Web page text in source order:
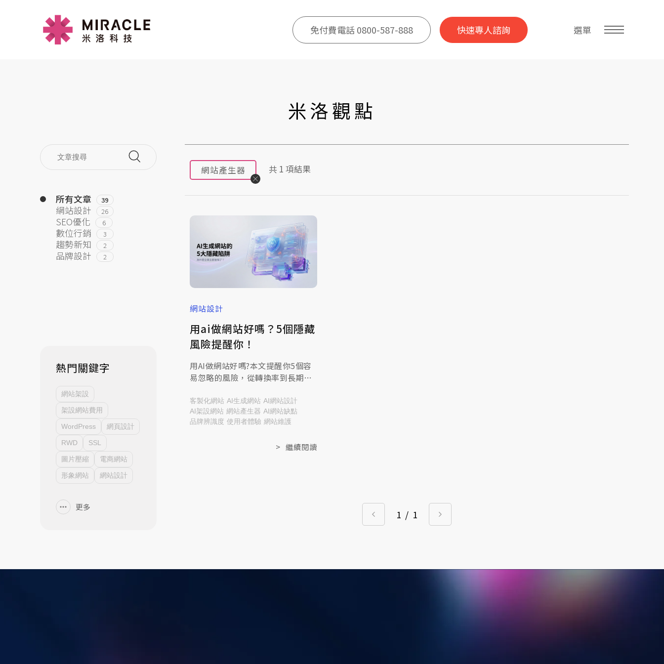
免付費電話 0800-587-888 快速專人諮詢 選單
米洛觀點
所有文章 39
網站設計 26
SEO優化 6
數位行銷 3
趨勢新知 2
品牌設計 2
網站產生器 共 1 項結果
網站設計
用ai做網站好嗎？5個隱藏
風險提醒你！
用AI做網站好嗎?本文提醒你5個容
易忽略的風險，從轉換率到長期經
米洛科技透過本篇文章帶您了解!
客製化網站 AI生成網站 AI網站設計
AI架設網站 網站產生器 AI網站缺點
品牌辨識度 使用者體驗 網站維護
> 繼續閱讀
1 / 1
熱門關鍵字
網站架設
架設網站費用
WordPress 網頁設計
RWD SSL
圖片壓縮 電商網站
形象網站 網站設計
更多